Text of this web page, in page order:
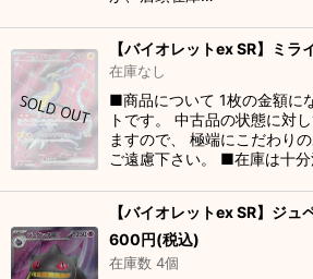
【バイオレットex SR】ミ
在庫なし
■商品について 1枚の金額に
トです。 中古品の状態に対
ますので、 極端にこだわり
ご遠慮下さい。 ■在庫は十
【バイオレットex SR】ジ
600円(税込)
在庫数 4個